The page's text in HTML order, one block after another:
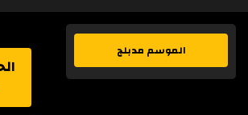
الموسم مدبلج